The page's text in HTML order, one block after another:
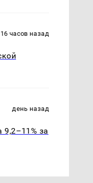
16 часов назад
день назад
9,2–11% за